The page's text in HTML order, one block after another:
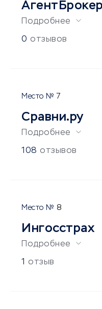
АгентБрокер
Подробнее
0 отзывов
7
Сравни.ру
Подробнее
108 отзывов
8
Ингосстрах
Подробнее
1 отзыв